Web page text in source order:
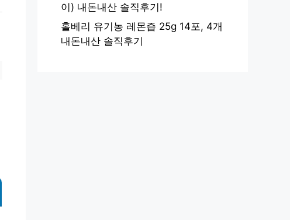
이) 내돈내산 솔직후기!
홀베리 유기농 레몬즙 25g 14포, 4개
내돈내산 솔직후기